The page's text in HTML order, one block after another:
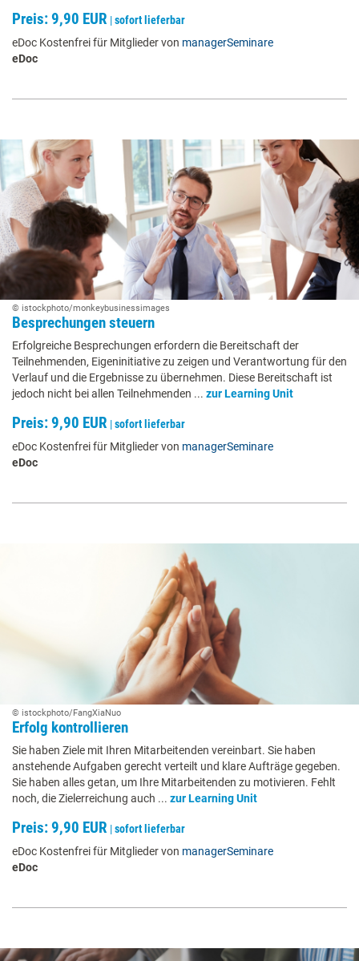
Preis: 9,90 EUR |sofort lieferbar
eDoc Kostenfrei für Mitglieder von managerSeminare
eDoc
© istockphoto/monkeybusinessimages
Besprechungen steuern
Erfolgreiche Besprechungen erfordern die Bereitschaft der
Teilnehmenden, Eigeninitiative zu zeigen und Verantwortung für den
Verlauf und die Ergebnisse zu übernehmen. Diese Bereitschaft ist
jedoch nicht bei allen Teilnehmenden ... zur Learning Unit
Preis: 9,90 EUR |sofort lieferbar
eDoc Kostenfrei für Mitglieder von managerSeminare
eDoc
© istockphoto/FangXiaNuo
Erfolg kontrollieren
Sie haben Ziele mit Ihren Mitarbeitenden vereinbart. Sie haben
anstehende Aufgaben gerecht verteilt und klare Aufträge gegeben.
Sie haben alles getan, um Ihre Mitarbeitenden zu motivieren. Fehlt
noch, die Zielerreichung auch ... zur Learning Unit
Preis: 9,90 EUR |sofort lieferbar
eDoc Kostenfrei für Mitglieder von managerSeminare
eDoc